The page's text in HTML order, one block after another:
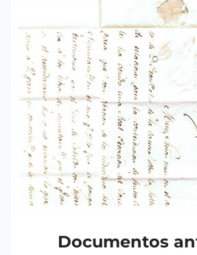
Documentos